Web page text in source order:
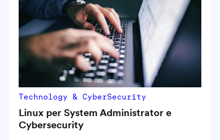
Technology & CyberSecurity
Linux per System Administrator e
Cybersecurity